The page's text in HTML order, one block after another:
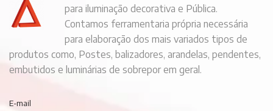
para iluminação decorativa e Pública.
Contamos ferramentaria própria necessária
para elaboração dos mais variados tipos de
produtos como, Postes, balizadores, arandelas, pendentes,
embutidos e luminárias de sobrepor em geral.
E-mail